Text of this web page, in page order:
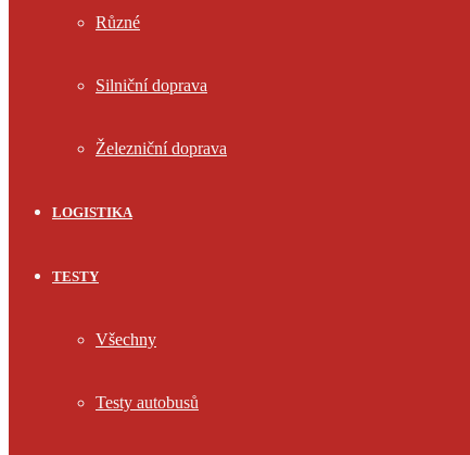
Různé
Silniční doprava
Železniční doprava
LOGISTIKA
TESTY
Všechny
Testy autobusů